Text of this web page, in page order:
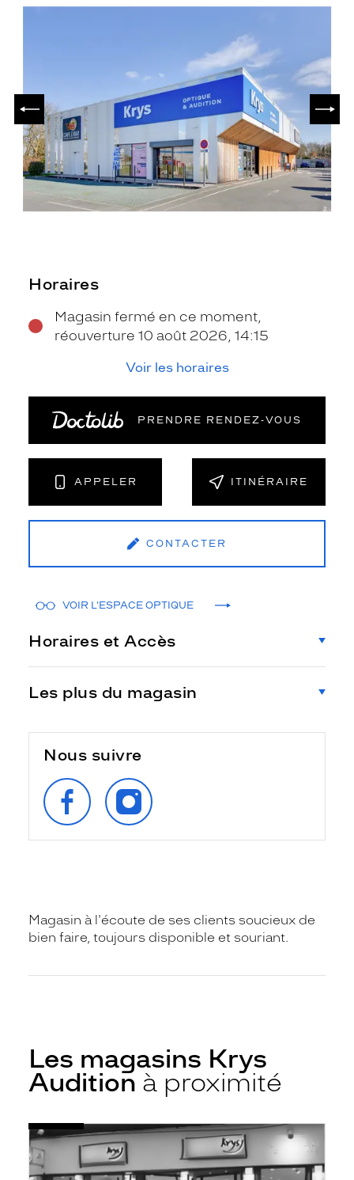
PRÉCÉDENT
Horaires
Magasin fermé en ce moment,
réouverture 10 août 2026, 14:15
Voir les horaires
PRENDRE RENDEZ‑VOUS
APPELER ITINÉRAIRE
CONTACTER
VOIR L'ESPACE OPTIQUE
Horaires et Accès
Les plus du magasin
Nous suivre
SUIVEZ‑NOUS
SUR
FACEBOOK
SUIVEZ‑NOUS
SUR
INSTAGRAM
Magasin à l'écoute de ses clients soucieux de
bien faire, toujours disponible et souriant.
Les magasins Krys
Audition à proximité
Audioprothésiste
Royan
-
Voir
la
fiche